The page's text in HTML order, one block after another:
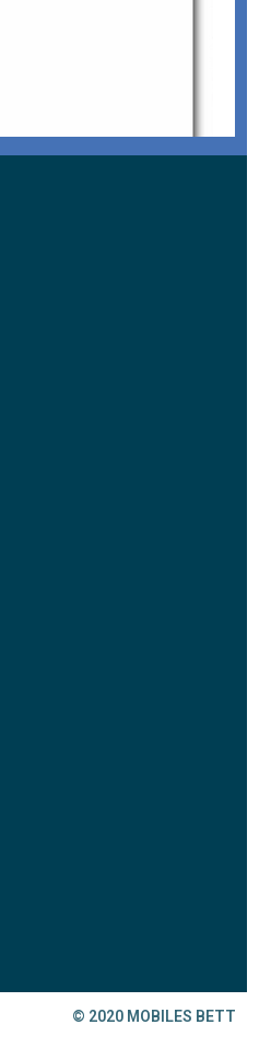
© 2020 MOBILES BETT